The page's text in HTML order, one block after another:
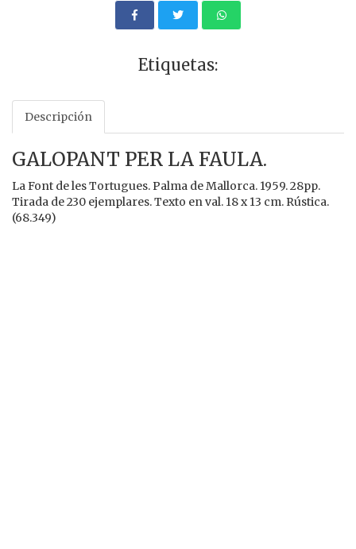
Etiquetas:
Descripción
GALOPANT PER LA FAULA.
La Font de les Tortugues. Palma de Mallorca. 1959. 28pp.
Tirada de 230 ejemplares. Texto en val. 18 x 13 cm. Rústica.
(68.349)